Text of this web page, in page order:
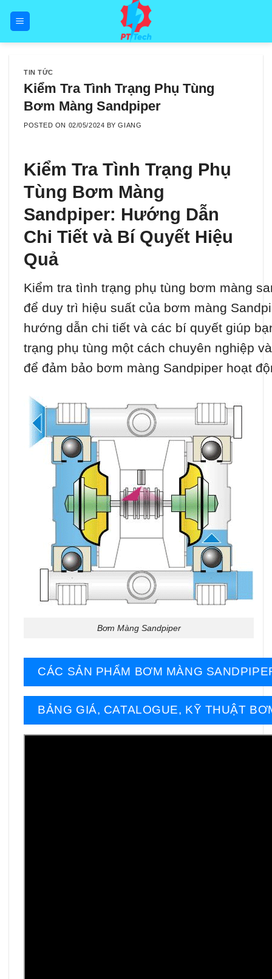
TIN TỨC
Kiểm Tra Tình Trạng Phụ Tùng
Bơm Màng Sandpiper
POSTED ON 02/05/2024 BYGIANG
Kiểm Tra Tình Trạng Phụ
Tùng Bơm Màng
Sandpiper: Hướng Dẫn
Chi Tiết và Bí Quyết Hiệu
Quả
Kiểm tra tình trạng phụ tùng bơm màng
để duy trì hiệu suất của bơm màng
hướng dẫn chi tiết và các bí quyết giúp
trạng phụ tùng một cách chuyên nghiệp
để đảm bảo bơm màng Sandpiper hoạt
Bơm Màng Sandpiper
CÁC SẢN PHẨM BƠM MÀNG
BẢNG GIÁ, CATALOGUE, KỸ THUẬT